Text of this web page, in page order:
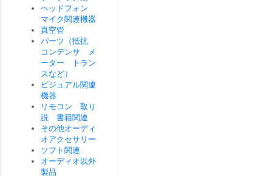
ヘッドフォン
マイク関連機器
真空管
パーツ（抵抗
コンデンサ メ
ーター トラン
スなど）
ビジュアル関連
機器
リモコン 取り
説 書籍関連
その他オーディ
オアクセサリー
ソフト関連
オーディオ以外
製品